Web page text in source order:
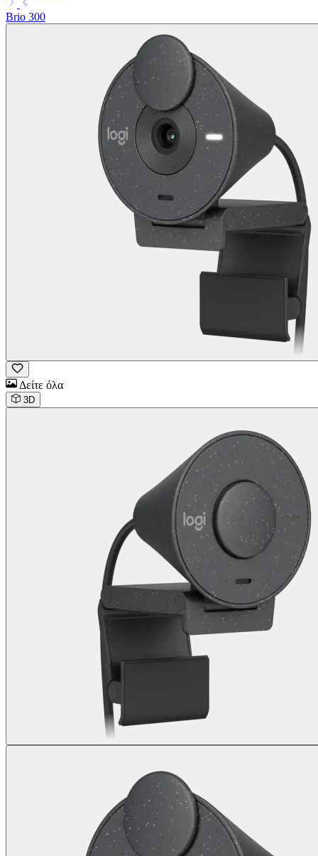
Brio 300
Δείτε όλα
3D